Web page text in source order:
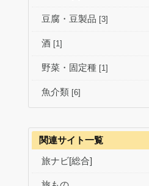
豆腐・豆製品 [3]
酒 [1]
野菜・固定種 [1]
魚介類 [6]
関連サイト一覧
旅ナビ[総合]